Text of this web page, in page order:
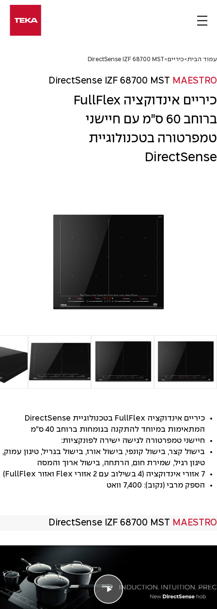
עמוד הבית>כיריים>
DirectSense IZF 68700 MST
DirectSense IZF 68700 MST MAESTRO
כיריים אינדוקציה FullFlex
ברוחב 60 ס"מ עם חיישני
טמפרטורה בטכנולוגיית
DirectSense
כיריים אינדוקציה FullFlex בטכנולוגיית DirectSense
המתאימות במיוחד להתקנה בגומחות ברוחב 40 ס"מ
חיישני טמפרטורה לגישה ישירה לפונקציות:
בישול קצר, בישול קונפי, בישול אורז, בישול בגריל, טיגון עמוק,
טיגון רגיל, שמירת חום, הרתחה, בישול ארוך והמסה
7 אזורי אינדוקציה (4 בשילוב עם 2 אזורי Flex ואזור FullFlex)
הספק מרבי (נקוב): 7,400 וואט
DirectSense IZF 68700 MST MAESTRO